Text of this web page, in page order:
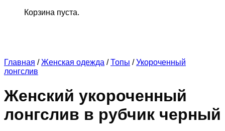
Корзина пуста.
Главная / Женская одежда / Топы / Укороченный
лонгслив
Женский укороченный
лонгслив в рубчик черный